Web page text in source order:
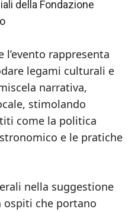
della Fondazione
rappresenta
legami culturali e
narrativa,
stimolando
come la politica
e le pratiche
nella suggestione
ospiti che portano